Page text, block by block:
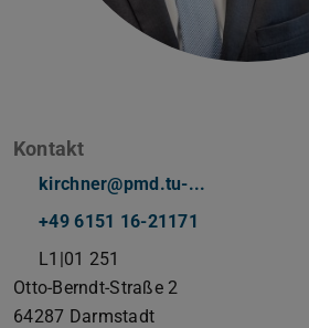
Kontakt
kirchner@pmd.tu-...
+49 6151 16-21171
L1|01 251
Otto-Berndt-Straße 2
64287 Darmstadt